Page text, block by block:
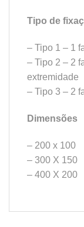
Tipo de
– Tipo 1 – 1
– Tipo 2 – 2
extremidade
– Tipo 3 – 2
Dimensões
– 200 x 100
– 300 X 150
– 400 X 200